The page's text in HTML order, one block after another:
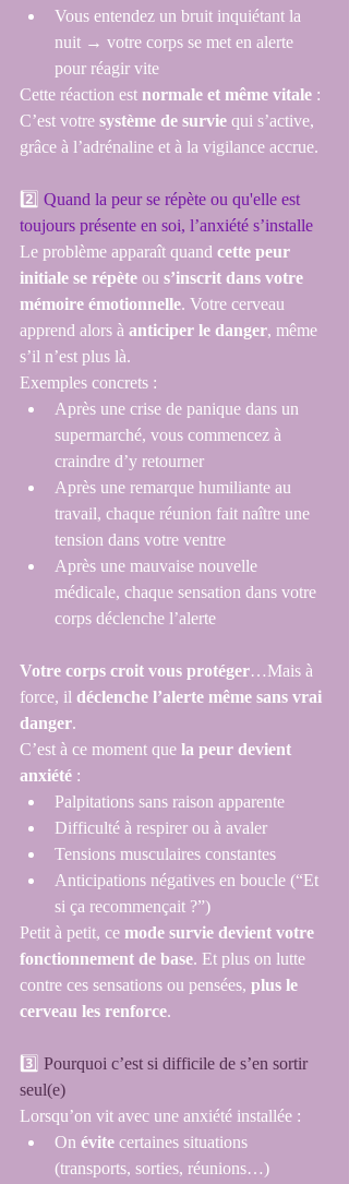
Vous entendez un bruit inquiétant la
nuit → votre corps se met en alerte
pour réagir vite
Cette réaction est normale et même vitale :
C’est votre système de survie qui s’active,
grâce à l’adrénaline et à la vigilance accrue.
2️⃣ Quand la peur se répète ou qu'elle est
toujours présente en soi, l’anxiété s’installe
Le problème apparaît quand cette peur
initiale se répète ou s’inscrit dans votre
mémoire émotionnelle. Votre cerveau
apprend alors à anticiper le danger, même
s’il n’est plus là.
Exemples concrets :
Après une crise de panique dans un
supermarché, vous commencez à
craindre d’y retourner
Après une remarque humiliante au
travail, chaque réunion fait naître une
tension dans votre ventre
Après une mauvaise nouvelle
médicale, chaque sensation dans votre
corps déclenche l’alerte
Votre corps croit vous protéger…Mais à
force, il déclenche l’alerte même sans vrai
danger.
C’est à ce moment que la peur devient
anxiété :
Palpitations sans raison apparente
Difficulté à respirer ou à avaler
Tensions musculaires constantes
Anticipations négatives en boucle (“Et
si ça recommençait ?”)
Petit à petit, ce mode survie devient votre
fonctionnement de base. Et plus on lutte
contre ces sensations ou pensées, plus le
cerveau les renforce.
3️⃣ Pourquoi c’est si difficile de s’en sortir
seul(e)
Lorsqu’on vit avec une anxiété installée :
On évite certaines situations
(transports, sorties, réunions…)